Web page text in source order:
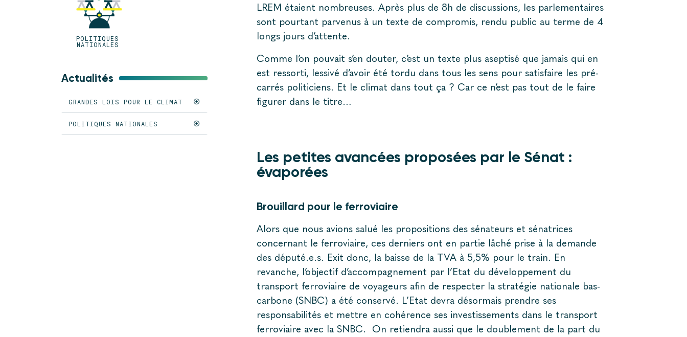
POLITIQUES
NATIONALES
Actualités
GRANDES LOIS POUR LE CLIMAT
POLITIQUES NATIONALES
LREM étaient nombreuses. Après plus de 8h de discussions, les parlementaires
sont pourtant parvenus à un texte de compromis, rendu public au terme de 4
longs jours d’attente.
Comme l’on pouvait s’en douter, c’est un texte plus aseptisé que jamais qui en
est ressorti, lessivé d’avoir été tordu dans tous les sens pour satisfaire les pré-
carrés politiciens. Et le climat dans tout ça ? Car ce n’est pas tout de le faire
figurer dans le titre…
Les petites avancées proposées par le Sénat :
évaporées
Brouillard pour le ferroviaire
Alors que nous avions salué les propositions des sénateurs et sénatrices
concernant le ferroviaire, ces derniers ont en partie lâché prise à la demande
des député.e.s. Exit donc, la baisse de la TVA à 5,5% pour le train. En
revanche, l’objectif d’accompagnement par l’Etat du développement du
transport ferroviaire de voyageurs afin de respecter la stratégie nationale bas-
carbone (SNBC) a été conservé. L’Etat devra désormais prendre ses
responsabilités et mettre en cohérence ses investissements dans le transport
ferroviaire avec la SNBC. On retiendra aussi que le doublement de la part du